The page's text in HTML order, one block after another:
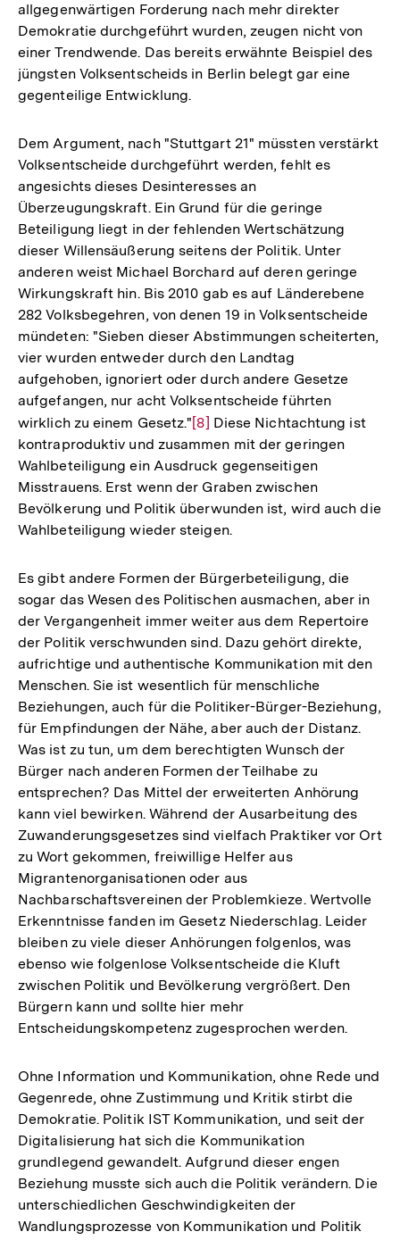
Fußnote
allgegenwärtigen Forderung nach mehr direkter
Demokratie durchgeführt wurden, zeugen nicht von
einer Trendwende. Das bereits erwähnte Beispiel des
jüngsten Volksentscheids in Berlin belegt gar eine
gegenteilige Entwicklung.
Dem Argument, nach "Stuttgart 21" müssten verstärkt
Volksentscheide durchgeführt werden, fehlt es
angesichts dieses Desinteresses an
Überzeugungskraft. Ein Grund für die geringe
Beteiligung liegt in der fehlenden Wertschätzung
dieser Willensäußerung seitens der Politik. Unter
anderen weist Michael Borchard auf deren geringe
Wirkungskraft hin. Bis 2010 gab es auf Länderebene
282 Volksbegehren, von denen 19 in Volksentscheide
mündeten: "Sieben dieser Abstimmungen scheiterten,
vier wurden entweder durch den Landtag
aufgehoben, ignoriert oder durch andere Gesetze
aufgefangen, nur acht Volksentscheide führten
wirklich zu einem Gesetz."Zur
Auflösung
der
Fußnote
[8] Diese Nichtachtung ist
kontraproduktiv und zusammen mit der geringen
Wahlbeteiligung ein Ausdruck gegenseitigen
Misstrauens. Erst wenn der Graben zwischen
Bevölkerung und Politik überwunden ist, wird auch die
Wahlbeteiligung wieder steigen.
Es gibt andere Formen der Bürgerbeteiligung, die
sogar das Wesen des Politischen ausmachen, aber in
der Vergangenheit immer weiter aus dem Repertoire
der Politik verschwunden sind. Dazu gehört direkte,
aufrichtige und authentische Kommunikation mit den
Menschen. Sie ist wesentlich für menschliche
Beziehungen, auch für die Politiker-Bürger-Beziehung,
für Empfindungen der Nähe, aber auch der Distanz.
Was ist zu tun, um dem berechtigten Wunsch der
Bürger nach anderen Formen der Teilhabe zu
entsprechen? Das Mittel der erweiterten Anhörung
kann viel bewirken. Während der Ausarbeitung des
Zuwanderungsgesetzes sind vielfach Praktiker vor Ort
zu Wort gekommen, freiwillige Helfer aus
Migrantenorganisationen oder aus
Nachbarschaftsvereinen der Problemkieze. Wertvolle
Erkenntnisse fanden im Gesetz Niederschlag. Leider
bleiben zu viele dieser Anhörungen folgenlos, was
ebenso wie folgenlose Volksentscheide die Kluft
zwischen Politik und Bevölkerung vergrößert. Den
Bürgern kann und sollte hier mehr
Entscheidungskompetenz zugesprochen werden.
Ohne Information und Kommunikation, ohne Rede und
Gegenrede, ohne Zustimmung und Kritik stirbt die
Demokratie. Politik IST Kommunikation, und seit der
Digitalisierung hat sich die Kommunikation
grundlegend gewandelt. Aufgrund dieser engen
Beziehung musste sich auch die Politik verändern. Die
unterschiedlichen Geschwindigkeiten der
Wandlungsprozesse von Kommunikation und Politik